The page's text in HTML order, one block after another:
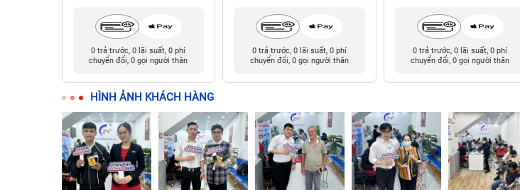
0 trả trước, 0 lãi suất, 0 phí
chuyển đổi, 0 gọi người thân
0 trả trước, 0 lãi suất, 0 phí
chuyển đổi, 0 gọi người thân
0 trả trước, 0 lãi suất, 0 phí
chuyển đổi, 0 gọi người thân
HÌNH ẢNH KHÁCH HÀNG